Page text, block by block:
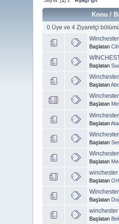
Konu /
0 Üye ve 4 Ziyaretçi
Başlatan
Başlatan
Başlatan
Winchester
Başlatan
Başlatan
Başlatan
Başlatan
Başlatan
Başlatan
winchester
Başlatan